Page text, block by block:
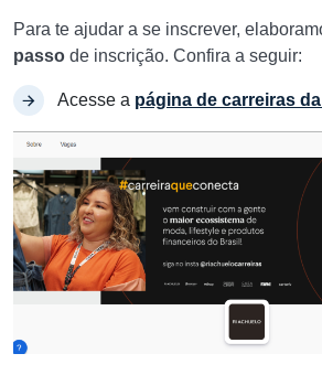
Para te ajudar a se inscrever,
passo de inscrição. Confira a seguir:
Acesse a página de carreiras